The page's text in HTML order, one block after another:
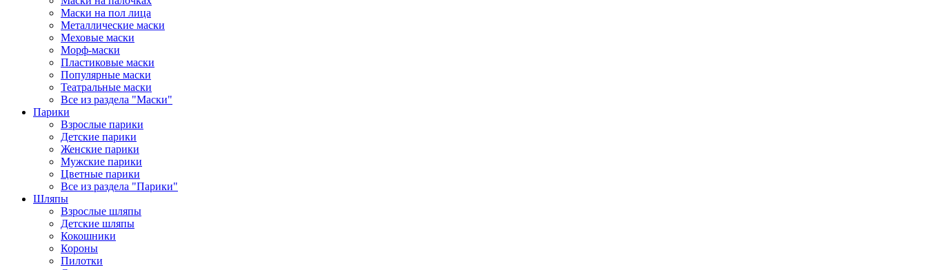
Маски на пол лица
Металлические маски
Меховые маски
Морф-маски
Пластиковые маски
Популярные маски
Театральные маски
Все из раздела "Маски"
Парики
Взрослые парики
Детские парики
Женские парики
Мужские парики
Цветные парики
Все из раздела "Парики"
Шляпы
Взрослые шляпы
Детские шляпы
Кокошники
Короны
Пилотки